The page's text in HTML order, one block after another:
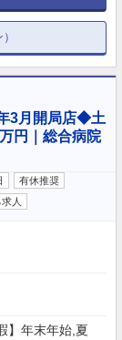
3月開局店◆土
円｜総合病院
有休推奨
人
】年末年始,夏